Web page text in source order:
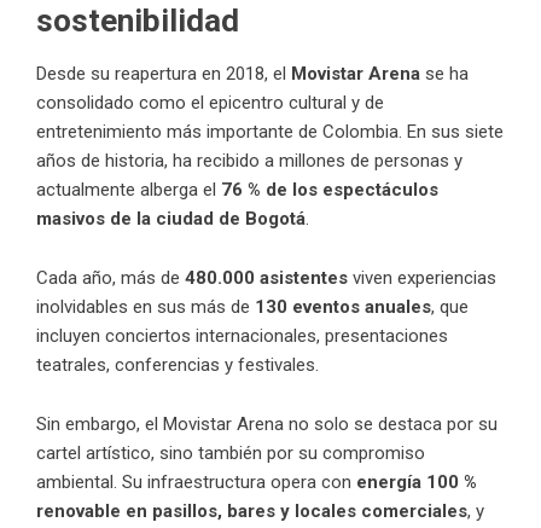
sostenibilidad
Desde su reapertura en 2018, el Movistar Arena se ha
consolidado como el epicentro cultural y de
entretenimiento más importante de Colombia. En sus siete
años de historia, ha recibido a millones de personas y
actualmente alberga el 76 % de los espectáculos
masivos de la ciudad de Bogotá
Cada año, más de 480.000 asistentes viven experiencias
inolvidables en sus más de 130 eventos anuales, que
incluyen conciertos internacionales, presentaciones
teatrales, conferencias y festivales.
Sin embargo, el Movistar Arena no solo se destaca por su
cartel artístico, sino también por su compromiso
ambiental. Su infraestructura opera con energía 100 %
renovable en pasillos, bares y locales comerciales, y